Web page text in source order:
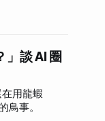
」談 AI 圈
用龍蝦
鳥事。